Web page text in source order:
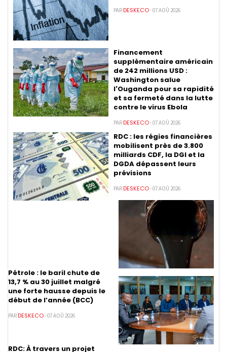
PAR DESKECO- 07 AOÛ 2026
Financement
supplémentaire américain
de 242 millions USD :
Washington salue
l'Ouganda pour sa rapidité
et sa fermeté dans la lutte
contre le virus Ebola
PAR DESKECO- 07 AOÛ 2026
RDC : les régies financières
mobilisent près de 3.800
milliards CDF, la DGI et la
DGDA dépassent leurs
prévisions
PAR DESKECO- 07 AOÛ 2026
Pétrole : le baril chute de
13,7 % au 30 juillet malgré
une forte hausse depuis le
début de l’année (BCC)
PAR DESKECO- 07 AOÛ 2026
RDC: À travers un projet